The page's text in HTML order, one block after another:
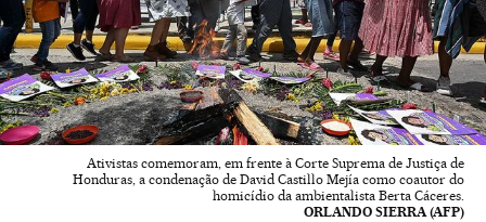
Ativistas comemoram, em frente à Corte Suprema de Justiça de
Honduras, a condenação de David Castillo Mejía como coautor do
homicídio da ambientalista Berta Cáceres.
ORLANDO SIERRA (AFP)